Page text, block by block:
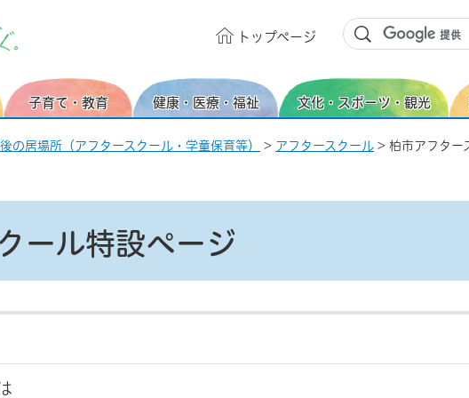
トップページ
子育て・教育 健康・医療・福祉 文化・スポーツ・観光
の居場所（アフタースクール・学童保育等） > アフタースクール > 柏市アフター
ール特設ページ